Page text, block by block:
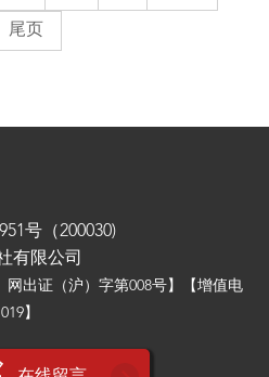
尾页
号（200030)
有限公司
网出证（沪）字第008号】【增值电
】